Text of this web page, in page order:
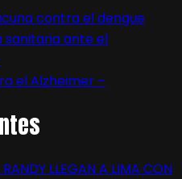
contra el dengue
sanitaria ante el
el Alzheimer –
LLEGAN A LIMA CON